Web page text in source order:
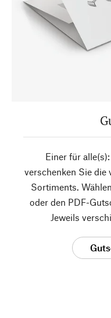
Einer für
verschenken Sie die
Sortiments.
oder den PDF-
Jeweils